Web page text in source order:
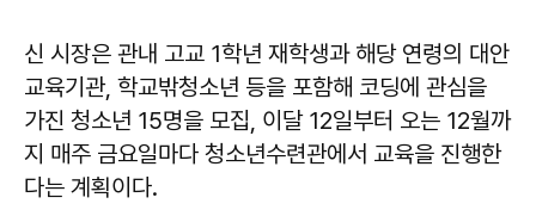
신 시장은 관내 고교 1학년 재학생과 해당 연령의 대안
교육기관, 학교밖청소년 등을 포함해 코딩에 관심을
가진 청소년 15명을 모집, 이달 12일부터 오는 12월까
지 매주 금요일마다 청소년수련관에서 교육을 진행한
다는 계획이다.